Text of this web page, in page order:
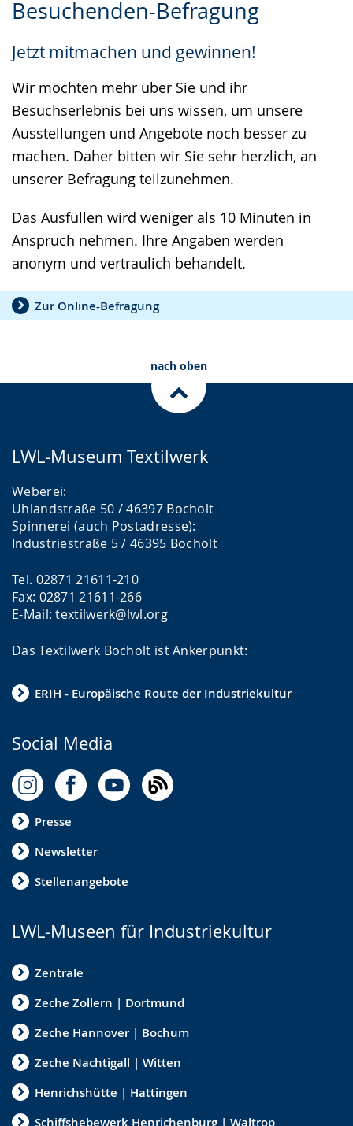
Besuchenden-Befragung
Jetzt mitmachen und gewinnen!
Wir möchten mehr über Sie und ihr
Besuchserlebnis bei uns wissen, um unsere
Ausstellungen und Angebote noch besser zu
machen. Daher bitten wir Sie sehr herzlich, an
unserer Befragung teilzunehmen.
Das Ausfüllen wird weniger als 10 Minuten in
Anspruch nehmen. Ihre Angaben werden
anonym und vertraulich behandelt.
Zur Online-Befragung
Leichten
wechseln.
Audio-
Video
Deutscher
Gebärdensprache
wird
angezeigt.
nach oben
LWL-Museum Textilwerk
Weberei:
Uhlandstraße 50 / 46397 Bocholt
Spinnerei (auch Postadresse):
Industriestraße 5 / 46395 Bocholt
Tel. 02871 21611-210
Fax: 02871 21611-266
E-Mail: textilwerk@lwl.org
Das Textilwerk Bocholt ist Ankerpunkt:
ERIH - Europäische Route der Industriekultur
Social Media
Presse
Newsletter
Stellenangebote
LWL-Museen für Industriekultur
Zentrale
Zeche Zollern | Dortmund
Zeche Hannover | Bochum
Zeche Nachtigall | Witten
Henrichshütte | Hattingen
Schiffshebewerk Henrichenburg | Waltrop